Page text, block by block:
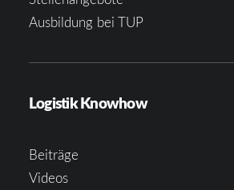
Ausbildung bei TUP
Logistik Knowhow
Beiträge
Videos